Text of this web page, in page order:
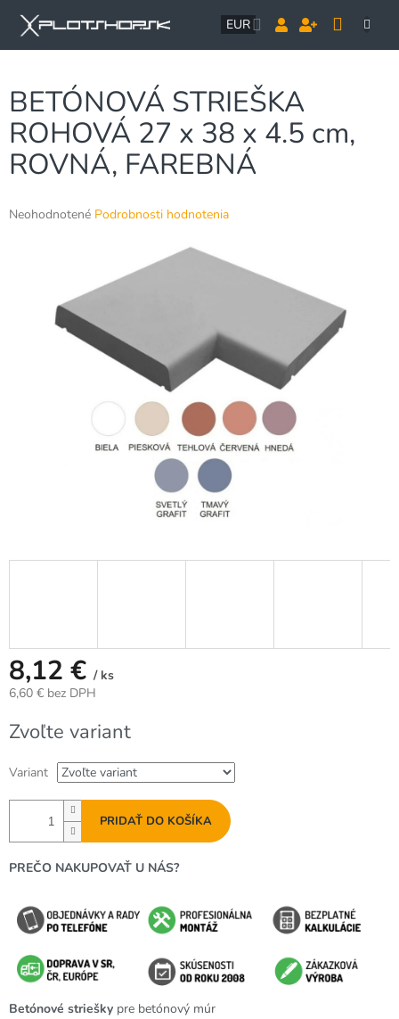
obsah
EUR
BETÓNOVÁ STRIEŠKA
ROHOVÁ 27 x 38 x 4.5 cm,
ROVNÁ, FAREBNÁ
Priemerné
hviezdičiek.
Neohodnotené Podrobnosti hodnotenia
8,12 € / ks
6,60 € bez DPH
cena:
Zvoľte variant
Variant
PRIDAŤ DO KOŠÍKA
PREČO NAKUPOVAŤ U NÁS?
Betónové striešky pre betónový múr